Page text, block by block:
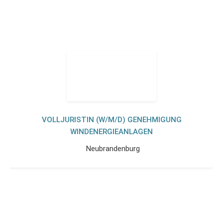
VOLLJURISTIN (W/M/D) GENEHMIGUNG
WINDENERGIEANLAGEN
Neubrandenburg